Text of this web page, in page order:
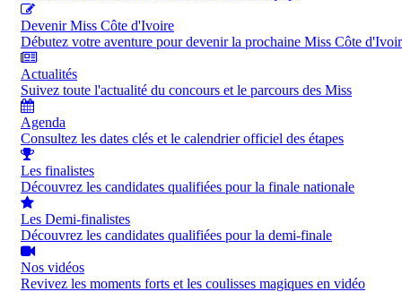
Devenir Miss Côte d'Ivoire
Débutez votre aventure pour devenir la prochaine Miss Côte
Actualités
Suivez toute l'actualité du concours et le parcours des Miss
Agenda
Consultez les dates clés et le calendrier officiel des étapes
Les finalistes
Découvrez les candidates qualifiées pour la finale nationale
Les Demi-finalistes
Découvrez les candidates qualifiées pour la demi-finale
Nos vidéos
Revivez les moments forts et les coulisses magiques en vidéo